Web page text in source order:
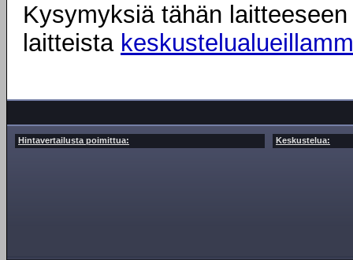
Kysymyksiä tähän
laitteista
Hintavertailusta poimittua: Keskustelua: